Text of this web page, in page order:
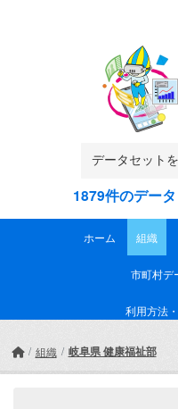
1879件のデー
ホーム 組織
市町村デ
利用方法
組織 岐阜県 健康福祉部